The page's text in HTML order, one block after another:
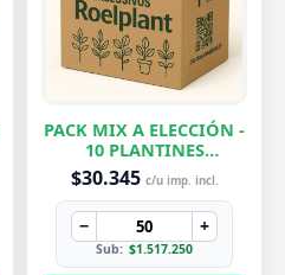
PACK MIX A ELECCIÓN -
10 PLANTINES
EXCLUSIVOS
$30.345 c/u imp. incl.
− +
Sub: $1.517.250